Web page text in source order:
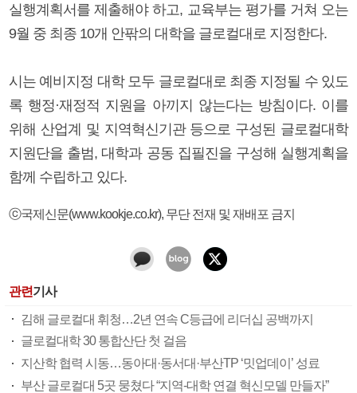
실행계획서를 제출해야 하고, 교육부는 평가를 거쳐 오는
9월 중 최종 10개 안팎의 대학을 글로컬대로 지정한다.
시는 예비지정 대학 모두 글로컬대로 최종 지정될 수 있도
록 행정·재정적 지원을 아끼지 않는다는 방침이다. 이를
위해 산업계 및 지역혁신기관 등으로 구성된 글로컬대학
지원단을 출범, 대학과 공동 집필진을 구성해 실행계획을
함께 수립하고 있다.
ⓒ국제신문(www.kookje.co.kr), 무단 전재 및 재배포 금지
관련기사
김해 글로컬대 휘청…2년 연속 C등급에 리더십 공백까지
글로컬대학 30 통합산단 첫 걸음
지산학 협력 시동…동아대·동서대·부산TP ‘밋업데이’ 성료
부산 글로컬대 5곳 뭉쳤다 “지역-대학 연결 혁신모델 만들자”